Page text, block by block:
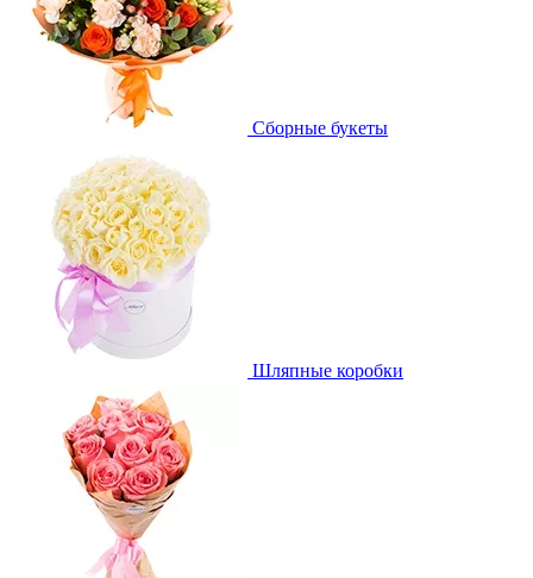
Сборные букеты
Шляпные коробки